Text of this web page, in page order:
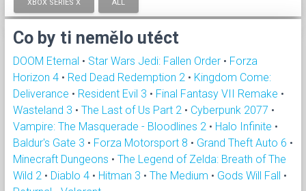
XBOX SERIES X ALL
Co by ti nemělo utéct
DOOM Eternal • Star Wars Jedi: Fallen Order • Forza
Horizon 4 • Red Dead Redemption 2 • Kingdom Come:
Deliverance • Resident Evil 3 • Final Fantasy VII Remake •
Wasteland 3 • The Last of Us Part 2 • Cyberpunk 2077 •
Vampire: The Masquerade - Bloodlines 2 • Halo Infinite •
Baldur's Gate 3 • Forza Motorsport 8 • Grand Theft Auto 6 •
Minecraft Dungeons • The Legend of Zelda: Breath of The
Wild 2 • Diablo 4 • Hitman 3 • The Medium • Gods Will Fall •